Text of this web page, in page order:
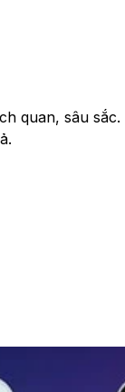
quan, sâu